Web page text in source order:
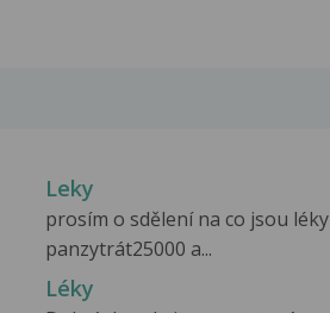
Leky
prosím o sdělení na co jsou léky
panzytrát25000 a...
Léky